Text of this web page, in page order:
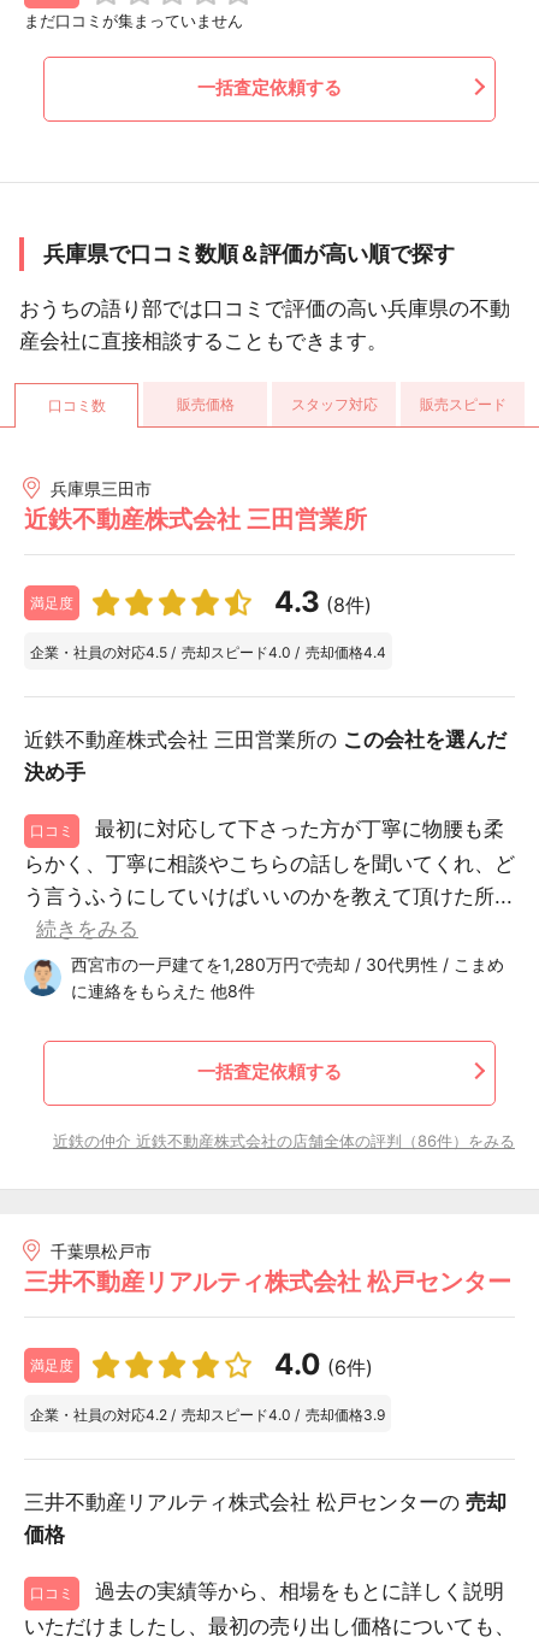
まだ口コミが集まっていません
一括査定依頼する
兵庫県で口コミ数順＆評価が高い順で探す
おうちの語り部では口コミで評価の高い兵庫県の不動
産会社に直接相談することもできます。
口コミ数 販売価格 スタッフ対応 販売スピード
兵庫県三田市
近鉄不動産株式会社 三田営業所
満足度 4.3 (8件)
企業・社員の対応4.5 / 売却スピード4.0 / 売却価格4.4
近鉄不動産株式会社 三田営業所の この会社を選んだ
決め手
口コミ
最初に対応して下さった方が丁寧に物腰も柔
らかく、丁寧に相談やこちらの話しを聞いてくれ、ど
う言うふうにしていけばいいのかを教えて頂けた所...
続きをみる
西宮市の一戸建てを1,280万円で売却 / 30代男性 / こまめ
に連絡をもらえた 他8件
一括査定依頼する
近鉄の仲介 近鉄不動産株式会社の店舗全体の評判（86件）をみる
千葉県松戸市
三井不動産リアルティ株式会社 松戸センター
満足度 4.0 (6件)
企業・社員の対応4.2 / 売却スピード4.0 / 売却価格3.9
三井不動産リアルティ株式会社 松戸センターの 売却
価格
口コミ
過去の実績等から、相場をもとに詳しく説明
いただけましたし、最初の売り出し価格についても、